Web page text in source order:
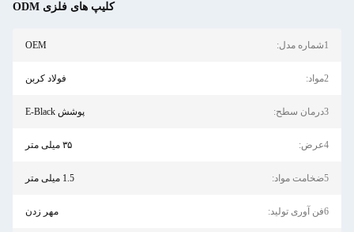
کلیپ های فلزی ODM
1شماره مدل: OEM
2مواد: فولاد کربن
3درمان سطح: پوشش E-Black
4عرض: ۳۵ میلی متر
5ضخامت مواد: 1.5 میلی متر
6فن آوری تولید: مهر زدن